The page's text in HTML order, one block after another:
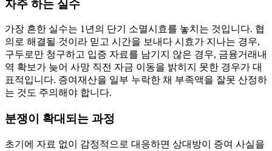
자주 하는 실수
가장 흔한 실수는 1년의 단기 소멸시효를 놓치는 것입니다. 협
의로 해결될 것이라 믿고 시간을 보내다 시효가 지나는 경우,
구두로만 청구하고 입증 자료를 남기지 않은 경우, 금융거래내
역 확보가 늦어 사망 직전 자금 이동을 밝히지 못한 경우가 대
표적입니다. 증여재산을 일부 누락한 채 부족액을 잘못 산정하
는 것도 주의해야 합니다.
분쟁이 확대되는 과정
초기에 자료 없이 감정적으로 대응하면 상대방이 증여 사실을